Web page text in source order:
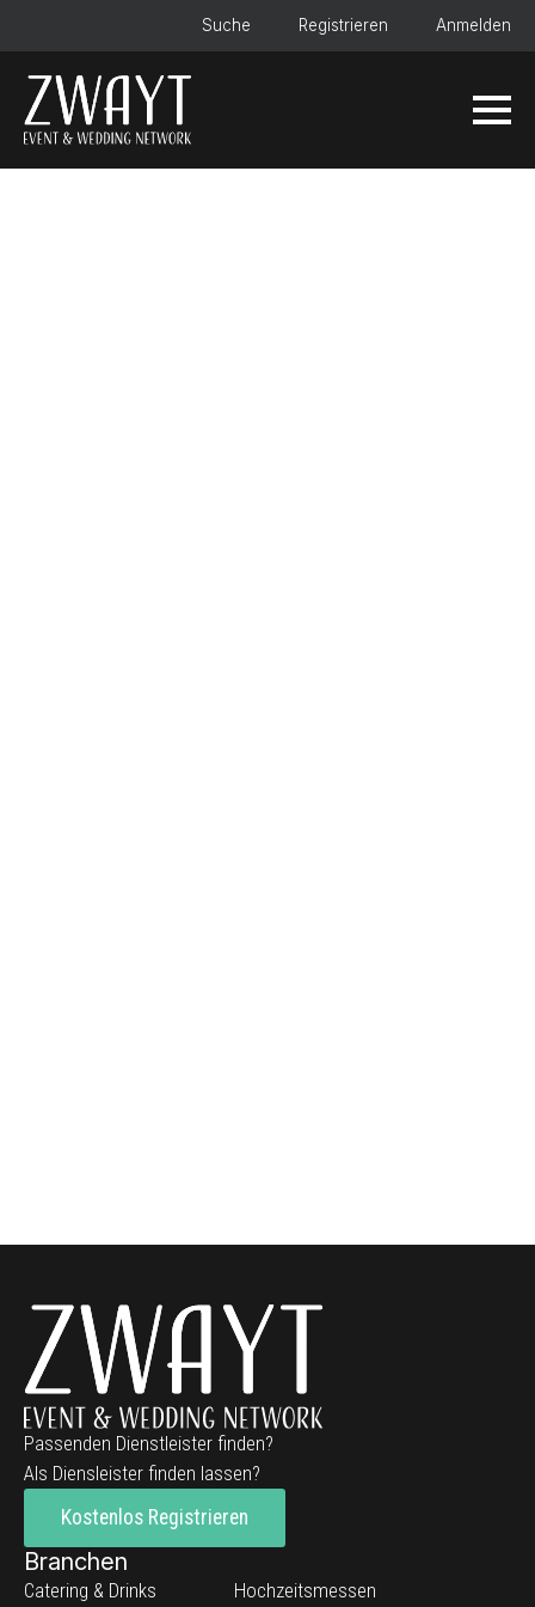
Suche Registrieren Anmelden
Passenden Dienstleister finden?
Als Diensleister finden lassen?
Kostenlos Registrieren
Branchen
Catering & Drinks Hochzeitsmessen